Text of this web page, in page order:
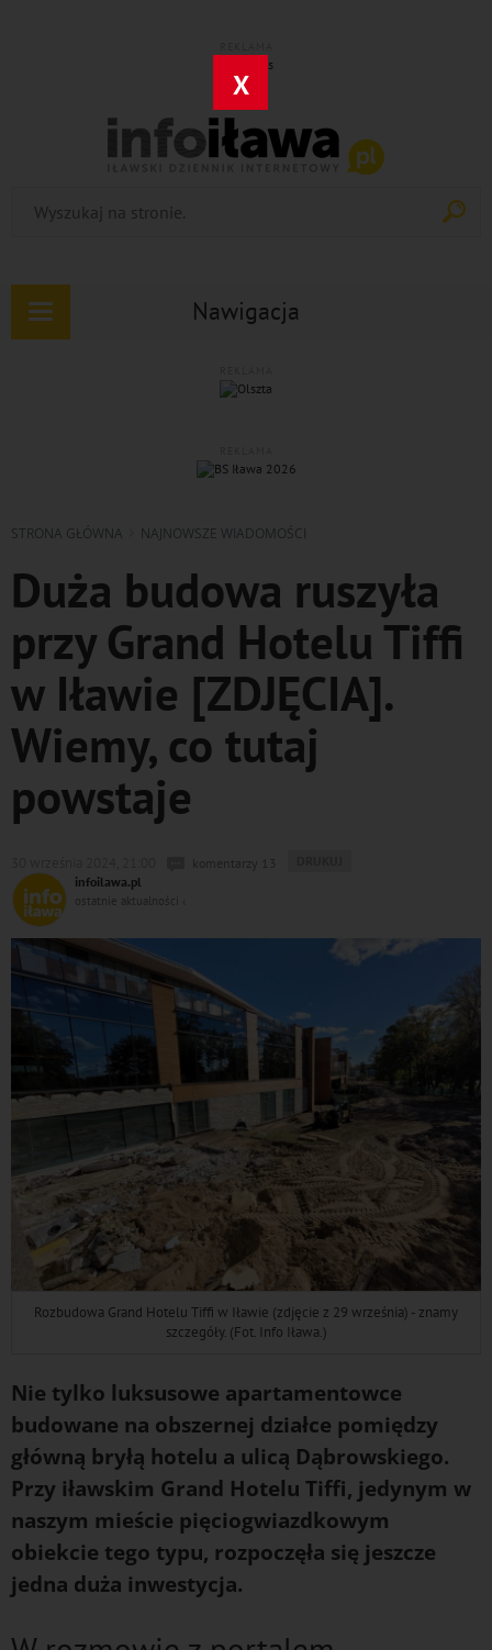
X
Nawigacja
Rozwiń
STRONA GŁÓWNA NAJNOWSZE WIADOMOŚCI
Duża budowa ruszyła
przy Grand Hotelu Tiffi
w Iławie [ZDJĘCIA].
Wiemy, co tutaj
powstaje
infoilawa.pl
ostatnie aktualności ‹
Rozbudowa Grand Hotelu Tiffi w Iławie (zdjęcie z 29 września) - znamy
szczegóły. (Fot. Info Iława.)
Nie tylko luksusowe apartamentowce
budowane na obszernej działce pomiędzy
główną bryłą hotelu a ulicą Dąbrowskiego.
Przy iławskim Grand Hotelu Tiffi, jedynym w
naszym mieście pięciogwiazdkowym
obiekcie tego typu, rozpoczęła się jeszcze
jedna duża inwestycja.